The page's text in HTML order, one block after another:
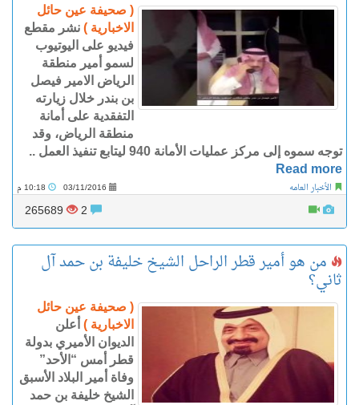
( صحيفة عين حائل
الاخبارية ) نشر مقطع
فيديو على اليوتيوب
لسمو أمير منطقة
الرياض الامير فيصل
بن بندر خلال زيارته
التفقدية على أمانة
منطقة الرياض، وقد
توجه سموه إلى مركز عمليات الأمانة 940 ليتابع تنفيذ العمل ..
Read more
الأخبار العامه 03/11/2016
265689
من هو أمير قطر الراحل الشيخ خليفة بن حمد آل
ثاني؟
( صحيفة عين حائل
الاخبارية ) أعلن
الديوان الأميري بدولة
قطر أمس “الأحد”
وفاة أمير البلاد الأسبق
الشيخ خليفة بن حمد